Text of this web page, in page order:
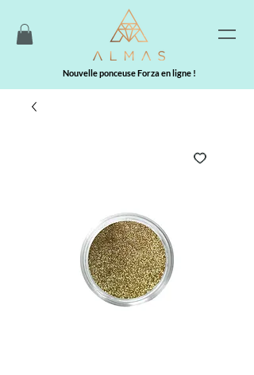
Nouvelle ponceuse Forza en ligne !